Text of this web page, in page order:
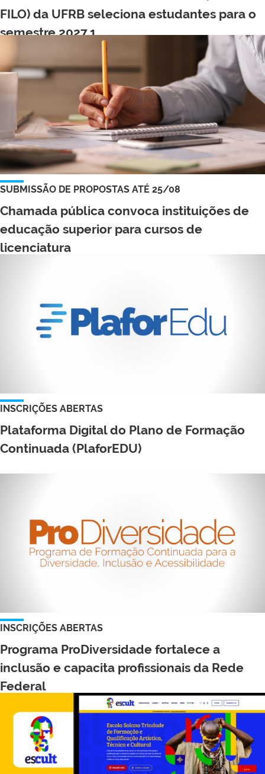
FILO) da UFRB seleciona estudantes para o
semestre 2027.1
SUBMISSÃO DE PROPOSTAS ATÉ 25/08
Chamada pública convoca instituições de
educação superior para cursos de
licenciatura
INSCRIÇÕES ABERTAS
Plataforma Digital do Plano de Formação
Continuada (PlaforEDU)
INSCRIÇÕES ABERTAS
Programa ProDiversidade fortalece a
inclusão e capacita profissionais da Rede
Federal